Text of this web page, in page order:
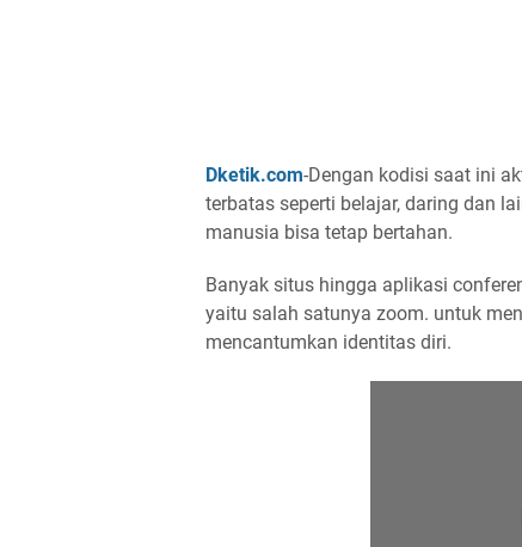
Dketik.com-Dengan kodisi saat ini
terbatas seperti belajar, daring dan
manusia bisa tetap bertahan.
Banyak situs hingga aplikasi
yaitu salah satunya zoom. untuk
mencantumkan identitas diri.